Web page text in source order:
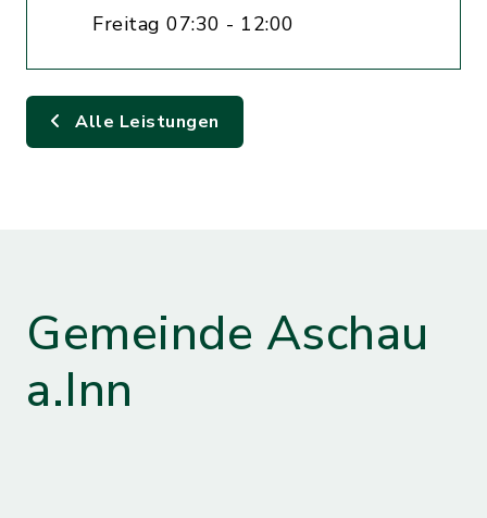
Freitag 07:30 - 12:00
Alle Leistungen
Gemeinde Aschau
a.Inn